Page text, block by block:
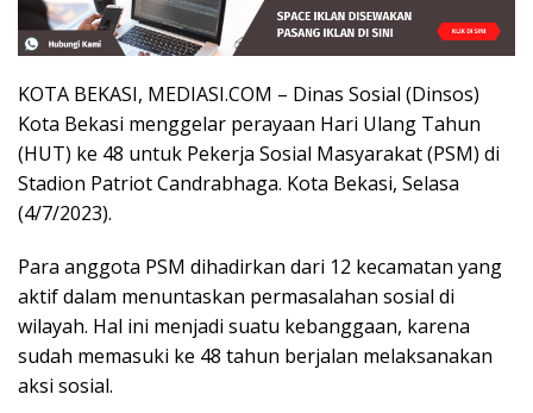
KOTA BEKASI, MEDIASI.COM – Dinas Sosial (Dinsos)
Kota Bekasi menggelar perayaan Hari Ulang Tahun
(HUT) ke 48 untuk Pekerja Sosial Masyarakat (PSM) di
Stadion Patriot Candrabhaga. Kota Bekasi, Selasa
(4/7/2023).
Para anggota PSM dihadirkan dari 12 kecamatan yang
aktif dalam menuntaskan permasalahan sosial di
wilayah. Hal ini menjadi suatu kebanggaan, karena
sudah memasuki ke 48 tahun berjalan melaksanakan
aksi sosial.